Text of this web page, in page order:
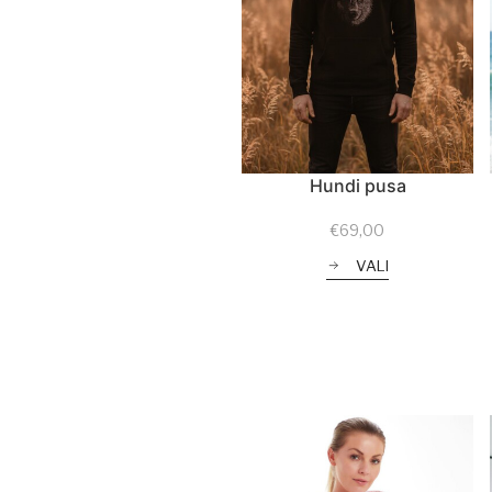
Hundi pusa
€69,00
VALI